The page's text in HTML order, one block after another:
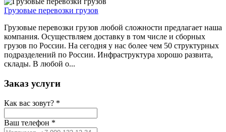
Грузовые перевозки грузов
Грузовые перевозки грузов любой сложности предлагает наша
компания. Осуществляем доставку в том числе и сборных
грузов по России. На сегодня у нас более чем 50 структурных
подразделений по России. Инфраструктура хорошо развита,
склады. В любой о...
Заказ услуги
Как вас зовут? *
Ваш телефон *